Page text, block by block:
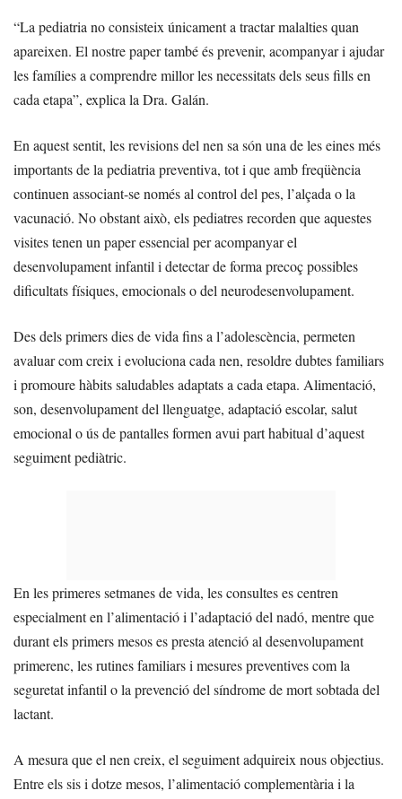
“La pediatria no consisteix únicament a tractar malalties quan
apareixen. El nostre paper també és prevenir, acompanyar i ajudar
les famílies a comprendre millor les necessitats dels seus fills en
cada etapa”, explica la Dra. Galán.
En aquest sentit, les revisions del nen sa són una de les eines més
importants de la pediatria preventiva, tot i que amb freqüència
continuen associant-se només al control del pes, l’alçada o la
vacunació. No obstant això, els pediatres recorden que aquestes
visites tenen un paper essencial per acompanyar el
desenvolupament infantil i detectar de forma precoç possibles
dificultats físiques, emocionals o del neurodesenvolupament.
Des dels primers dies de vida fins a l’adolescència, permeten
avaluar com creix i evoluciona cada nen, resoldre dubtes familiars
i promoure hàbits saludables adaptats a cada etapa. Alimentació,
son, desenvolupament del llenguatge, adaptació escolar, salut
emocional o ús de pantalles formen avui part habitual d’aquest
seguiment pediàtric.
En les primeres setmanes de vida, les consultes es centren
especialment en l’alimentació i l’adaptació del nadó, mentre que
durant els primers mesos es presta atenció al desenvolupament
primerenc, les rutines familiars i mesures preventives com la
seguretat infantil o la prevenció del síndrome de mort sobtada del
lactant.
A mesura que el nen creix, el seguiment adquireix nous objectius.
Entre els sis i dotze mesos, l’alimentació complementària i la